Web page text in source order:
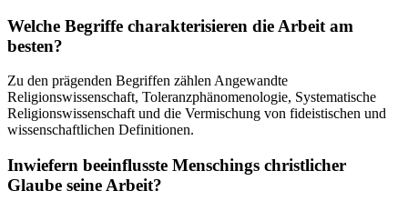
Welche Begriffe charakterisieren die Arbeit am
besten?
Zu den prägenden Begriffen zählen Angewandte
Religionswissenschaft, Toleranzphänomenologie, Systematische
Religionswissenschaft und die Vermischung von fideistischen und
wissenschaftlichen Definitionen.
Inwiefern beeinflusste Menschings christlicher
Glaube seine Arbeit?